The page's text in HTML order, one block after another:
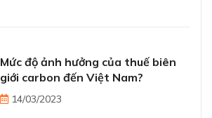
Mức độ ảnh hưởng của thuế biên
giới carbon đến Việt Nam?
14/03/2023